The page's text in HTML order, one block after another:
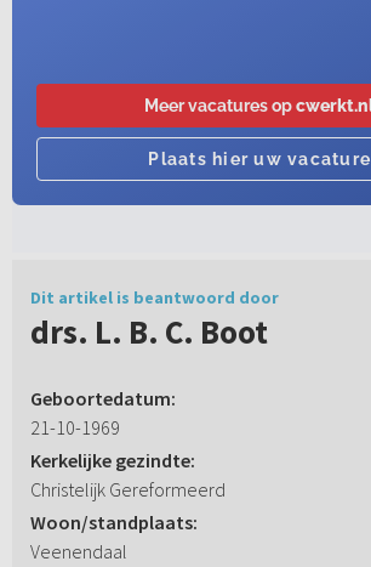
Dit artikel is beantwoord door
drs. L. B. C. Boot
Geboortedatum:
21-10-1969
Kerkelijke gezindte:
Christelijk Gereformeerd
Woon/standplaats:
Veenendaal